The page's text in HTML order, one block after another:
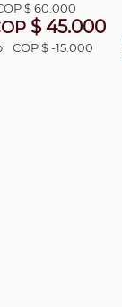
$ 60.000
$ 45.000
COP $ -15.000